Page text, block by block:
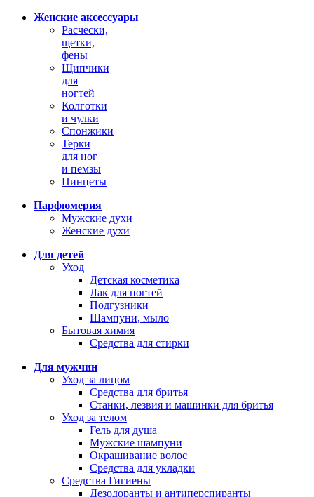
Женские аксессуары
Расчески,
щетки,
фены
Щипчики
для
ногтей
Колготки
и чулки
Спонжики
Терки
для ног
и пемзы
Пинцеты
Парфюмерия
Мужские духи
Женские духи
Для детей
Уход
Детская косметика
Лак для ногтей
Подгузники
Шампуни, мыло
Бытовая химия
Средства для стирки
Для мужчин
Уход за лицом
Средства для бритья
Станки, лезвия и машинки для бритья
Уход за телом
Гель для душа
Мужские шампуни
Окрашивание волос
Средства для укладки
Средства Гигиены
Дезодоранты и антиперспиранты